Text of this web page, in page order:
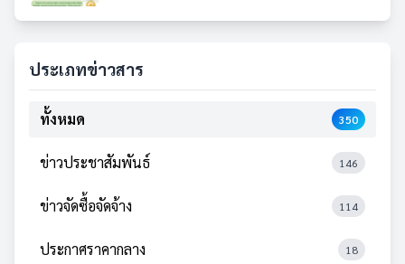
ประเภทข่าวสาร
ทั้งหมด 350
ข่าวประชาสัมพันธ์ 146
ข่าวจัดซื้อจัดจ้าง 114
ประกาศราคากลาง 18